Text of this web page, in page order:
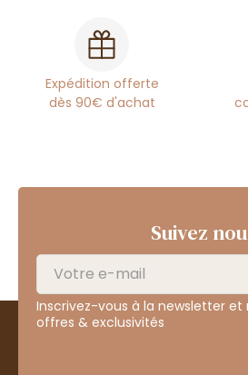
Expédition offerte
dès 90€ d'achat
Suivez
Inscrivez-vous à la newsletter et
offres & exclusivités